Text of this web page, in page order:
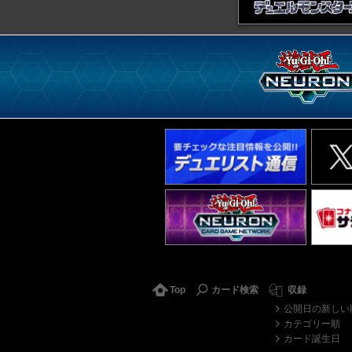
Top カード検索
収録
公開日の新しい
カテゴリー順
カード誕生日